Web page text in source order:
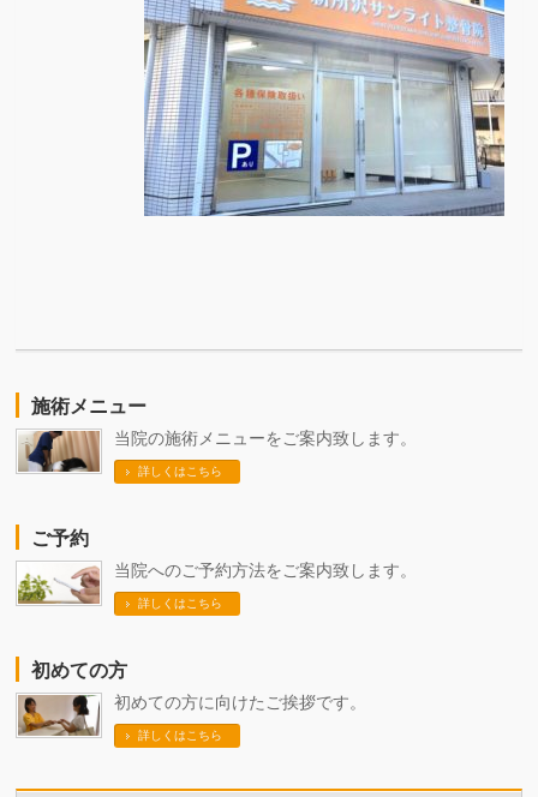
施術メニュー
当院の施術メニューをご案内致します。
詳しくはこちら
ご予約
当院へのご予約方法をご案内致します。
詳しくはこちら
初めての方
初めての方に向けたご挨拶です。
詳しくはこちら